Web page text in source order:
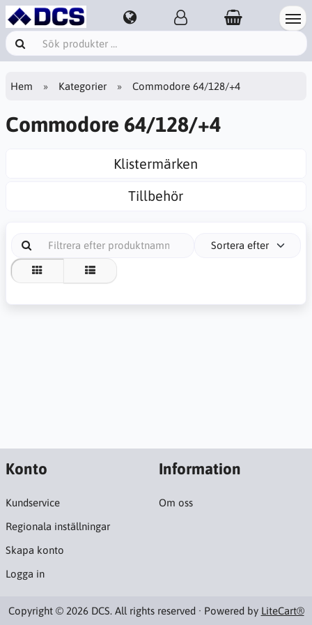
Hem Kategorier Commodore 64/128/+4
Commodore 64/128/+4
Klistermärken
Tillbehör
Sortera efter
Konto
Kundservice
Regionala inställningar
Skapa konto
Logga in
Information
Om oss
Copyright © 2026 DCS. All rights reserved · Powered by LiteCart®